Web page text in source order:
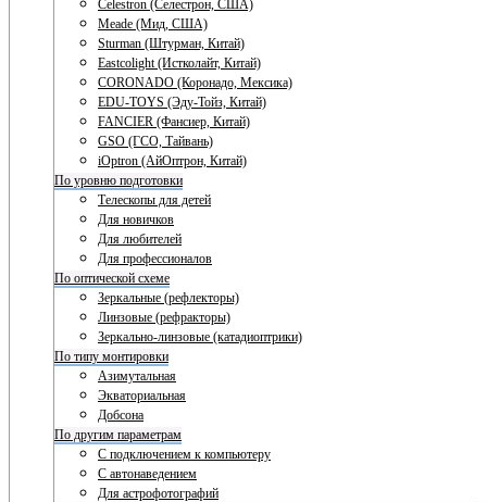
Celestron (Селестрон, США)
Meade (Мид, США)
Sturman (Штурман, Китай)
Eastcolight (Истколайт, Китай)
CORONADO (Коронадо, Мексика)
EDU-TOYS (Эду-Тойз, Китай)
FANCIER (Фансиер, Китай)
GSO (ГСО, Тайвань)
iOptron (АйОптрон, Китай)
По уровню подготовки
Телескопы для детей
Для новичков
Для любителей
Для профессионалов
По оптической схеме
Зеркальные (рефлекторы)
Линзовые (рефракторы)
Зеркально-линзовые (катадиоптрики)
По типу монтировки
Азимутальная
Экваториальная
Добсона
По другим параметрам
С подключением к компьютеру
С автонаведением
Для астрофотографий